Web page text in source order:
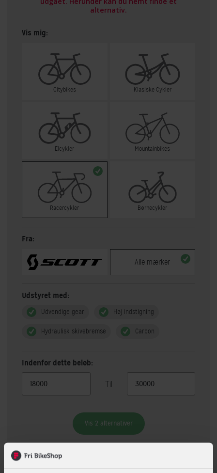
alternativ.
Vis mig:
Citybikes Klasiske Cykler
Elcykler Mountainbikes
Racercykler Børnecykler
Fra:
Alle mærker
Udstyret med:
Udvendige gear Høj indstigning
Hydraulisk skivebremse Carbon
Indenfor dette beløb:
Til
Vis 2 alternativer
Beskrivelse